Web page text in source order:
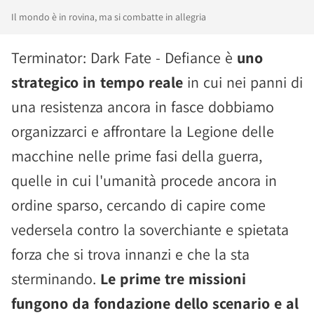
Il mondo è in rovina, ma si combatte in allegria
Terminator: Dark Fate - Defiance è uno
strategico in tempo reale in cui nei panni di
una resistenza ancora in fasce dobbiamo
organizzarci e affrontare la Legione delle
macchine nelle prime fasi della guerra,
quelle in cui l'umanità procede ancora in
ordine sparso, cercando di capire come
vedersela contro la soverchiante e spietata
forza che si trova innanzi e che la sta
sterminando. Le prime tre missioni
fungono da fondazione dello scenario e al